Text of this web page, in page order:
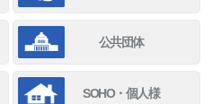
公共団体
SOHO・個人様